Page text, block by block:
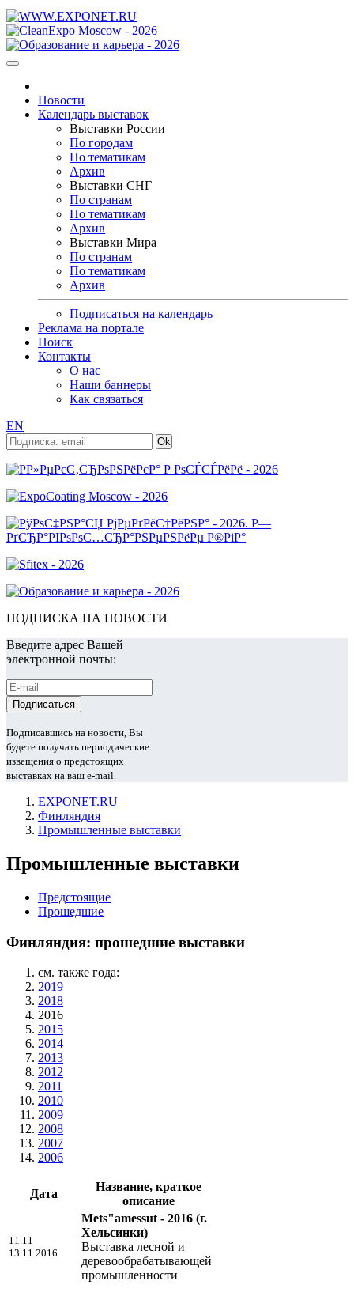
Новости
Календарь выставок
Выставки России
По городам
По тематикам
Архив
Выставки СНГ
По странам
По тематикам
Архив
Выставки Мира
По странам
По тематикам
Архив
Подписаться на календарь
Реклама на портале
Поиск
Контакты
О нас
Наши баннеры
Как связаться
EN
ПОДПИСКА НА НОВОСТИ
Введите адрес Вашей
электронной почты:
Подписавшись на новости, Вы
будете получать периодические
извещения о предстоящих
выставках на ваш e-mail.
EXPONET.RU
Финляндия
Промышленные выставки
Промышленные выставки
Предстоящие
Прошедшие
Финляндия: прошедшие выставки
см. также года:
2019
2018
2016
2015
2014
2013
2012
2011
2010
2009
2008
2007
2006
Дата
Название, краткое
описание
11.11
13.11.2016
Mets"amessut - 2016 (г.
Хельсинки)
Выставка лесной и
деревообрабатывающей
промышленности